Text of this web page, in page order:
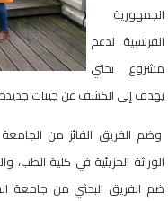
الجمهورية
الفرنسية لدعم
مشروع بحثي
يهدف إلى الكشف عن جينات
وضم الفريق الفائز من
الوراثة الجزيئية في كلية
ضم الفريق البحثي من جامعة